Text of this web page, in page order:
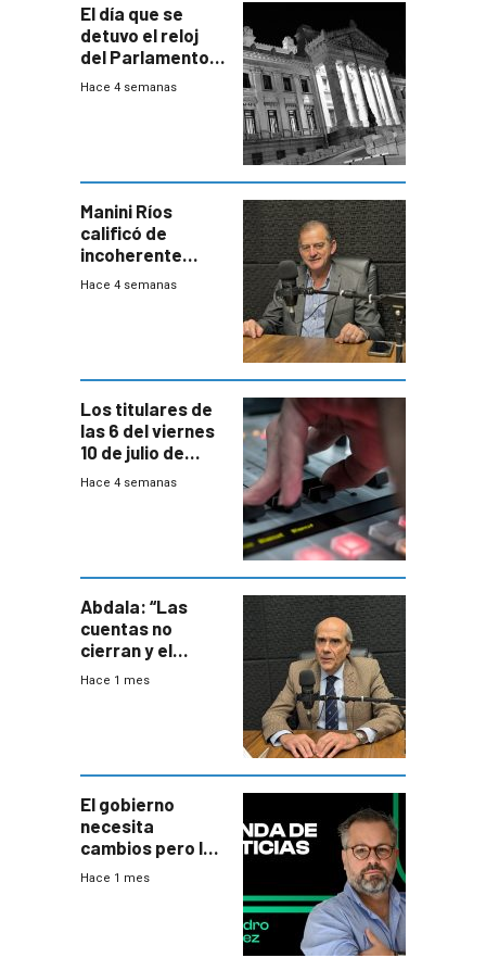
El día que se
detuvo el reloj
del Parlamento
para negociar
Hace 4 semanas
Manini Ríos
calificó de
incoherente
decisión de
Hace 4 semanas
Los titulares de
las 6 del viernes
10 de julio de
2026
Hace 4 semanas
Abdala: “Las
cuentas no
cierran y el
balance del
Hace 1 mes
El gobierno
necesita
cambios pero los
ministros tienen
Hace 1 mes